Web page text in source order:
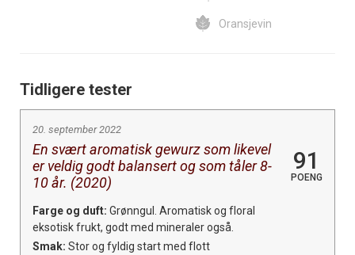
Oransjevin
Tidligere tester
20. september 2022
En svært aromatisk gewurz som likevel
er veldig godt balansert og som tåler 8-
10 år. (2020)
91
POENG
Farge og duft: Grønngul. Aromatisk og floral
eksotisk frukt, godt med mineraler også.
Smak: Stor og fyldig start med flott